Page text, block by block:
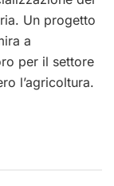
Un progetto
a
per il settore
l’agricoltura.